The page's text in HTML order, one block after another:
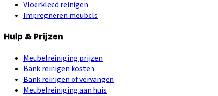
Vloerkleed reinigen
Impregneren meubels
Hulp & Prijzen
Meubelreiniging prijzen
Bank reinigen kosten
Bank reinigen of vervangen
Meubelreiniging aan huis